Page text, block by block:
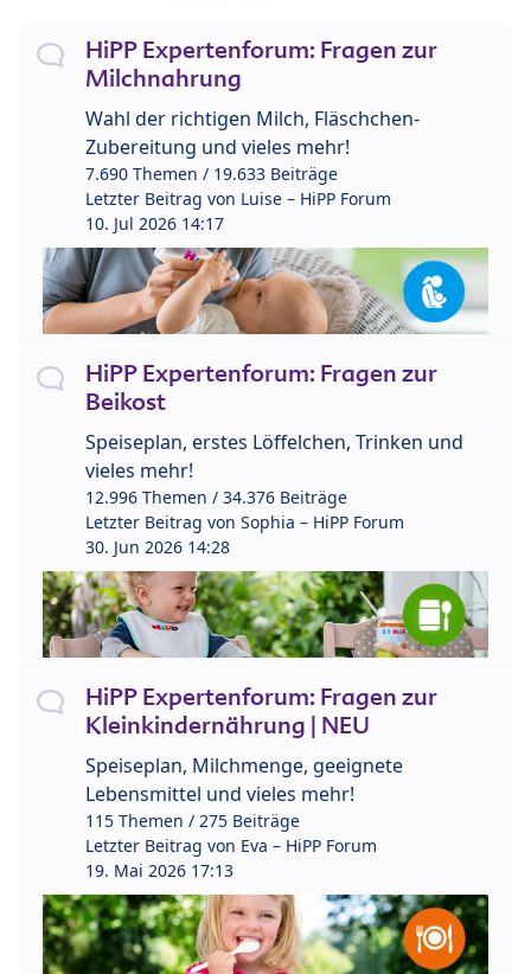
HiPP Expertenforum: Fragen zur
Milchnahrung
Wahl der richtigen Milch, Fläschchen-
Zubereitung und vieles mehr!
7.690 Themen / 19.633 Beiträge
Letzter Beitrag von Luise – HiPP Forum
10. Jul 2026 14:17
HiPP Expertenforum: Fragen zur
Beikost
Speiseplan, erstes Löffelchen, Trinken und
vieles mehr!
12.996 Themen / 34.376 Beiträge
Letzter Beitrag von Sophia – HiPP Forum
30. Jun 2026 14:28
HiPP Expertenforum: Fragen zur
Kleinkindernährung | NEU
Speiseplan, Milchmenge, geeignete
Lebensmittel und vieles mehr!
115 Themen / 275 Beiträge
Letzter Beitrag von Eva – HiPP Forum
19. Mai 2026 17:13